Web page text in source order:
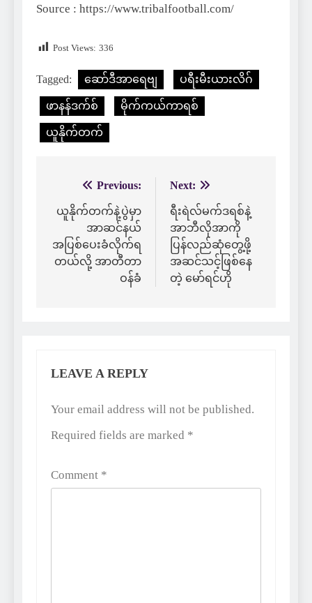
Source : https://www.tribalfootball.com/
Post Views: 336
Tagged: ဆော်ဒီအာရေဗျ ပရီးမီးယားလိဂ်
ဖာနန်ဒက်စ် မိုက်ကယ်ကာရစ်
ယူနိုက်တက်
navigation
Previous:
ယူနိုက်တက်နဲ့ပွဲမှာ
အာဆင်နယ်
အပြစ်ပေးခံလိုက်ရ
တယ်လို့ အာတီတာ
ဝန်ခံ
Next:
ရီးရဲလ်မက်ဒရစ်နဲ့
အာဘီလိုအာကို
ပြန်လည်ဆုံတွေ့ဖို့
အဆင်သင့်ဖြစ်နေ
တဲ့ မော်ရင်ဟို
LEAVE A REPLY
Your email address will not be published.
Required fields are marked *
Comment *
Alternative: